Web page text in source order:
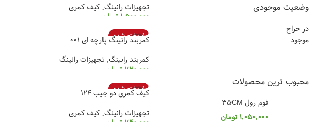
وضعیت موجودی
در حراج
موجود
محبوب ترین محصولات
فوم رول 35CM
1,050,000 تومان
تجهیزات رانینگ, کیف کمری
1,500,000 تومان
انتخاب گزینه ها
فروخته شده
کمربند رانینگ پارچه ای 001
کمربند رانینگ, تجهیزات رانینگ
720,000تومان
انتخاب گزینه ها
فروخته شده
کیف کمری دو جیب 124
تجهیزات رانینگ, کیف کمری
740,000تومان